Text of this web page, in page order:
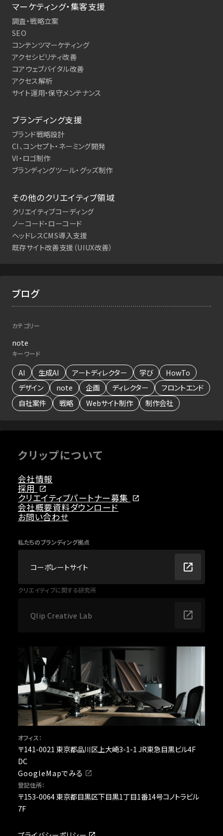
マーケティング・集客支援
調査・戦略立案
SEO
コンテンツマーケティング
アクセシビリティ改善
コアウェブバイタル改善
アクセス解析
サイト運用・保守メンテナンス
ブランディング支援
ブランド戦略設計
CI、コンセプト・ネーミング開発
VI・ロゴ制作
ブランディングツール・グッズ制作
その他のクリエイティブ領域
クリエイティブコーディング
ノーコード・ローコード
ヘッドレスCMS導入支援
既存サイト改善支援（UIUX改善）
ブログ
カテゴリー
note
キーワード
AI 生成AI アートディレクター 学び
HowTo
デザイン
note 企画 ディレクター
フロントエンド
自社案件
戦略 Webサイト制作 制作会社
クリップについて
会社情報
採用
クリエイティブパートナー募集
会社概要資料ダウンロード
お問い合わせ
私たちのブランディング拠点
コーポレートサイト
クリエイティブに関する研究所
Qlip Creative Lab
オフィス：
〒141-0021 東京都品川区上大崎3-1-1 JR東急目黒ビル4F
DC
GoogleMapでみる
登記住所：
〒153-0064 東京都目黒区下目黒1丁目1番14号コノトラビル
7F